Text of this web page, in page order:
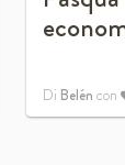
Di Belén con